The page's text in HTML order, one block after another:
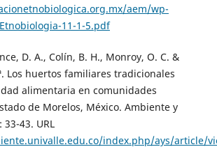
aem/wp-
11-1-5.pdf
D. A., Colín, B. H., Monroy, O. C. &
Los huertos familiares tradicionales
alimentaria en comunidades
de Morelos, México. Ambiente y
43. URL
index.php/ays/article/